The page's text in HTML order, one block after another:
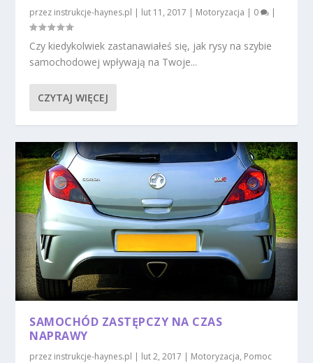
przez instrukcje-haynes.pl | lut 11, 2017 | Motoryzacja | 0 |
Czy kiedykolwiek zastanawiałeś się, jak rysy na szybie
samochodowej wpływają na Twoje...
CZYTAJ WIĘCEJ
SAMOCHÓD ZASTĘPCZY NA CZAS
NAPRAWY
przez instrukcje-haynes.pl | lut 2, 2017 | Motoryzacja, Pomoc